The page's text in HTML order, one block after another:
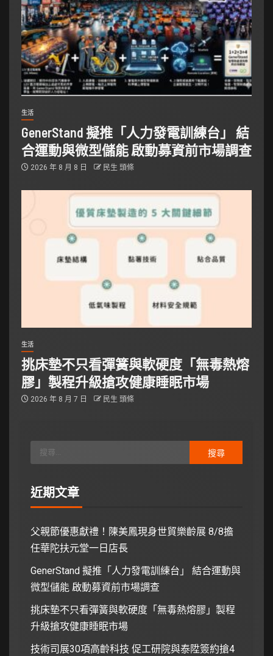
生活
GenerStand 擬推「人力發電訓練台」 結
合運動與微型儲能 啟動募資前市場調查
2026 年 8 月 8 日 民生 頭條
生活
挑床墊不只看彈簧與軟硬度「無毒熱熔
膠」製程升級搶攻健康睡眠市場
2026 年 8 月 7 日 民生 頭條
近期文章
父親節優惠獻禮！陳美鳳現身世貿樂齡展 8/8擔
任華陀扶元堂一日店長
GenerStand 擬推「人力發電訓練台」 結合運動與
微型儲能 啟動募資前市場調查
挑床墊不只看彈簧與軟硬度「無毒熱熔膠」製程
升級搶攻健康睡眠市場
技術司展30項高齡科技 促工研院與泰陞簽約搶4